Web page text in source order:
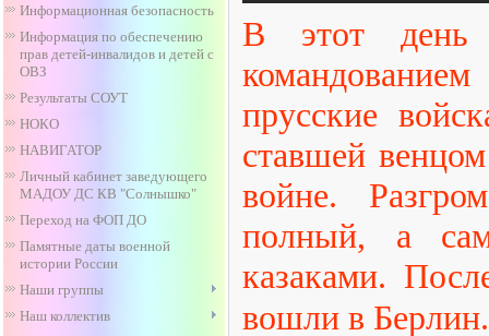
Информационная безопасность
Информация по обеспечению
прав детей-инвалидов и детей с
ОВЗ
Результаты СОУТ
НОКО
НАВИГАТОР
Личный кабинет заведующего
МАДОУ ДС КВ "Солнышко"
Переход на ФОП ДО
Памятные даты военной
истории России
Наши группы
Наш коллектив
В этот
прусские
ставшей
войне.
полный, а
казаками.
вошли в